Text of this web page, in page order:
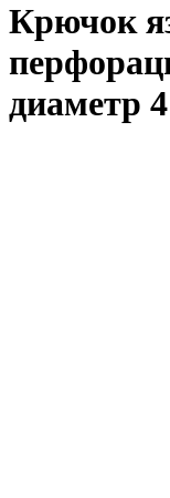
Крючок
диаметр